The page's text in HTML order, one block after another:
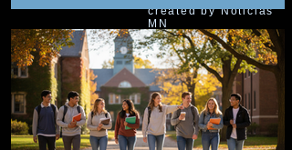
created by Noticias
MN